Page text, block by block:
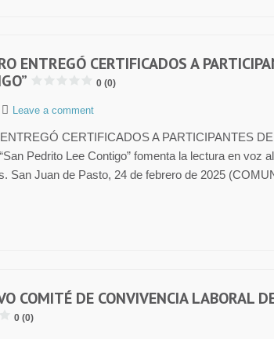
ENTREGÓ CERTIFICADOS A
0 (0)
Leave a comment
CERTIFICADOS A PARTICIPANTES
Pedrito Lee Contigo” fomenta la lectura en voz
San Juan de Pasto, 24 de febrero de 2025
COMITÉ DE CONVIVENCIA LABORAL
0 (0)